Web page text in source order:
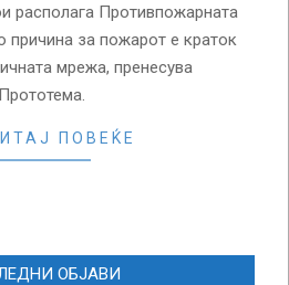
располага Противпожарната
причина за пожарот е краток
мрежа, пренесува
Прототема.
ПОВЕЌЕ
ОБЈАВИ